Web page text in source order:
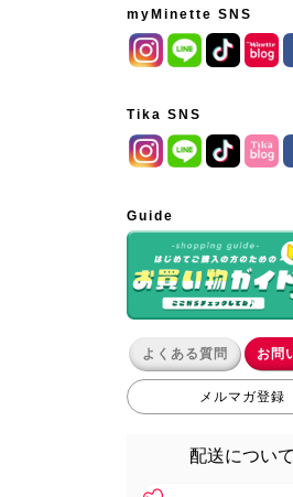
myMinette SNS
Tika SNS
Guide
よくある質問 お問
メルマガ登録
配送について